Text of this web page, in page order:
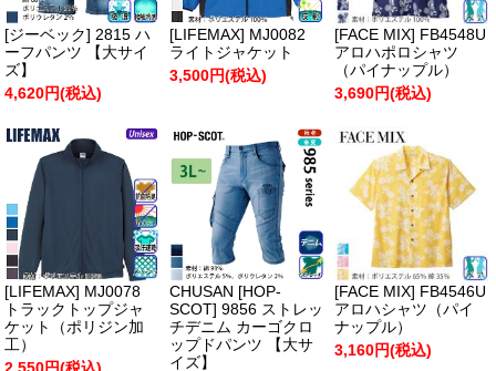
[ジーベック] 2815 ハ
ーフパンツ 【大サイ
ズ】
4,620円(税込)
[LIFEMAX] MJ0082
ライトジャケット
3,500円(税込)
[FACE MIX] FB4548U
アロハポロシャツ
（パイナップル）
3,690円(税込)
[LIFEMAX] MJ0078
トラックトップジャ
ケット（ポリジン加
工）
CHUSAN [HOP-
SCOT] 9856 ストレッ
チデニム カーゴクロ
ップドパンツ 【大サ
イズ】
[FACE MIX] FB4546U
アロハシャツ（パイ
ナップル）
3,160円(税込)